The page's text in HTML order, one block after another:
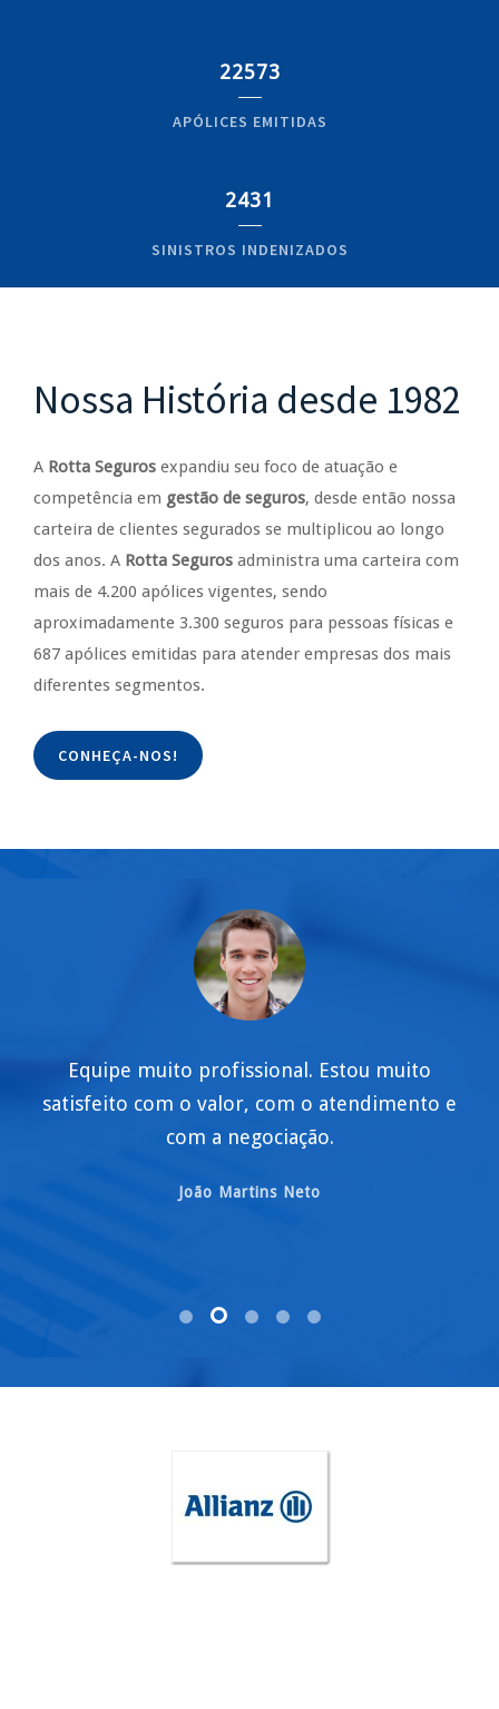
22573
APÓLICES EMITIDAS
2431
SINISTROS INDENIZADOS
Nossa História desde 1982
A Rotta Seguros expandiu seu foco de atuação e
competência em gestão de seguros, desde então nossa
carteira de clientes segurados se multiplicou ao longo
dos anos. A Rotta Seguros administra uma carteira com
mais de 4.200 apólices vigentes, sendo
aproximadamente 3.300 seguros para pessoas físicas e
687 apólices emitidas para atender empresas dos mais
diferentes segmentos.
CONHEÇA-NOS!
Equipe muito profissional. Estou muito
satisfeito com o valor, com o atendimento e
com a negociação.
João Martins Neto